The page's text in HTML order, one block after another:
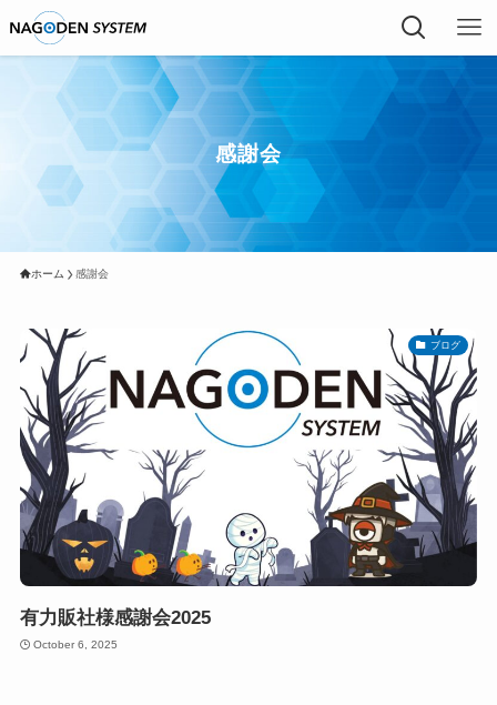
感謝会
ホーム 感謝会
ブログ
有力販社様感謝会2025
October 6, 2025